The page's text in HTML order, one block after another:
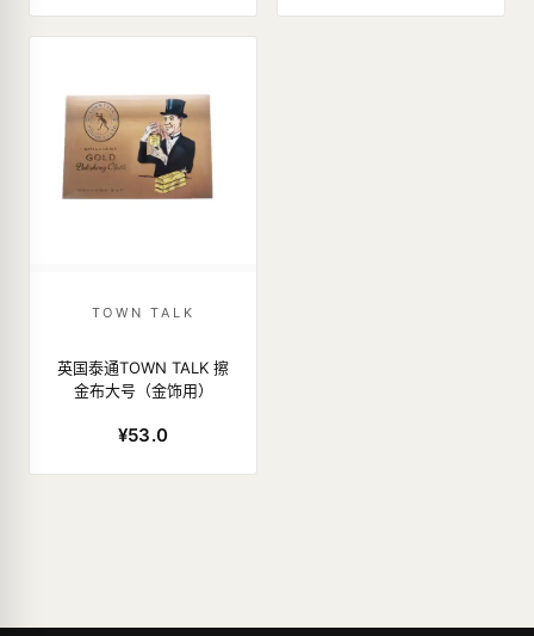
TOWN TALK
英国泰通TOWN TALK 擦
金布大号（金饰用）
¥53.0